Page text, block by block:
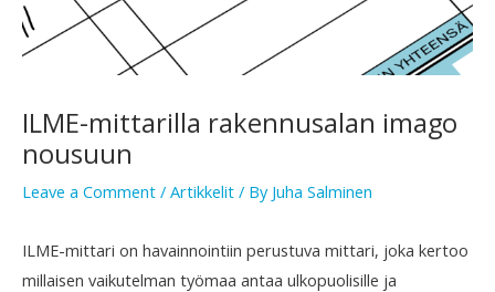
ILME-mittarilla rakennusalan imago
nousuun
Leave a Comment / Artikkelit / By Juha Salminen
ILME-mittari on havainnointiin perustuva mittari, joka kertoo
millaisen vaikutelman työmaa antaa ulkopuolisille ja